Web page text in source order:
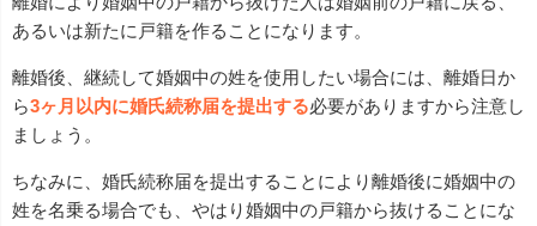
あるいは新たに戸籍を作ることになります。
離婚後、継続して婚姻中の姓を使用したい場合には、離婚日か
ら3ヶ月以内に婚氏続称届を提出する必要がありますから注意し
ましょう。
ちなみに、婚氏続称届を提出することにより離婚後に婚姻中の
姓を名乗る場合でも、やはり婚姻中の戸籍から抜けることにな